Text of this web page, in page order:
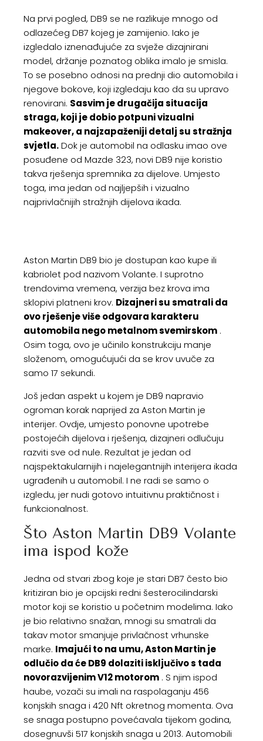
Na prvi pogled, DB9 se ne razlikuje mnogo od
odlazećeg DB7 kojeg je zamijenio. Iako je
izgledalo iznenađujuće za svježe dizajnirani
model, držanje poznatog oblika imalo je smisla.
To se posebno odnosi na prednji dio automobila i
njegove bokove, koji izgledaju kao da su upravo
renovirani. Sasvim je drugačija situacija
straga, koji je dobio potpuni vizualni
makeover, a najzapaženiji detalj su stražnja
svjetla.Dok je automobil na odlasku imao ove
posuđene od Mazde 323, novi DB9 nije koristio
takva rješenja spremnika za dijelove. Umjesto
toga, ima jedan od najljepših i vizualno
najprivlačnijih stražnjih dijelova ikada.
Aston Martin DB9 bio je dostupan kao kupe ili
kabriolet pod nazivom Volante. I suprotno
trendovima vremena, verzija bez krova ima
sklopivi platneni krov. Dizajneri su smatrali da
ovo rješenje više odgovara karakteru
automobila nego metalnom svemirskom .
Osim toga, ovo je učinilo konstrukciju manje
složenom, omogućujući da se krov uvuče za
samo 17 sekundi.
Još jedan aspekt u kojem je DB9 napravio
ogroman korak naprijed za Aston Martin je
interijer. Ovdje, umjesto ponovne upotrebe
postojećih dijelova i rješenja, dizajneri odlučuju
razviti sve od nule. Rezultat je jedan od
najspektakularnijih i najelegantnijih interijera ikada
ugrađenih u automobil. I ne radi se samo o
izgledu, jer nudi gotovo intuitivnu praktičnost i
funkcionalnost.
Što Aston Martin DB9 Volante
ima ispod kože
Jedna od stvari zbog koje je stari DB7 često bio
kritiziran bio je opcijski redni šesterocilindarski
motor koji se koristio u početnim modelima. Iako
je bio relativno snažan, mnogi su smatrali da
takav motor smanjuje privlačnost vrhunske
marke. Imajući to na umu, Aston Martin je
odlučio da će DB9 dolaziti isključivo s tada
novorazvijenim V12 motorom . S njim ispod
haube, vozači su imali na raspolaganju 456
konjskih snaga i 420 Nft okretnog momenta. Ova
se snaga postupno povećavala tijekom godina,
dosegnuvši 517 konjskih snaga u 2013. Automobili